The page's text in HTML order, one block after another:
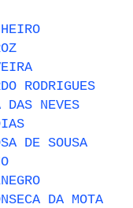
RODRIGUES
DAS NEVES
DE SOUSA
DA MOTA